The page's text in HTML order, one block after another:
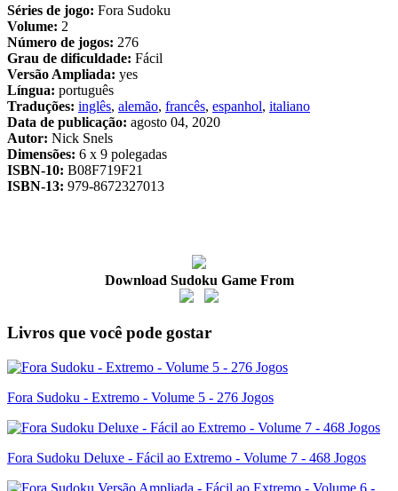
Séries de jogo: Fora Sudoku
Volume: 2
Número de jogos: 276
Grau de dificuldade: Fácil
Versão Ampliada: yes
Língua: português
Traduções: inglês, alemão, francês, espanhol, italiano
Data de publicação: agosto 04, 2020
Autor: Nick Snels
Dimensões: 6 x 9 polegadas
ISBN-10: B08F719F21
ISBN-13: 979-8672327013
Download Sudoku Game From
Livros que você pode gostar
Fora Sudoku - Extremo - Volume 5 - 276 Jogos
Fora Sudoku Deluxe - Fácil ao Extremo - Volume 7 - 468 Jogos